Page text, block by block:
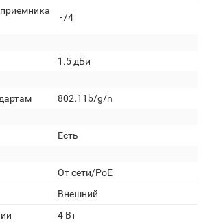
-74
1.5 дБи
802.11b/g/n
Есть
От сети/PoE
Внешний
4 Вт